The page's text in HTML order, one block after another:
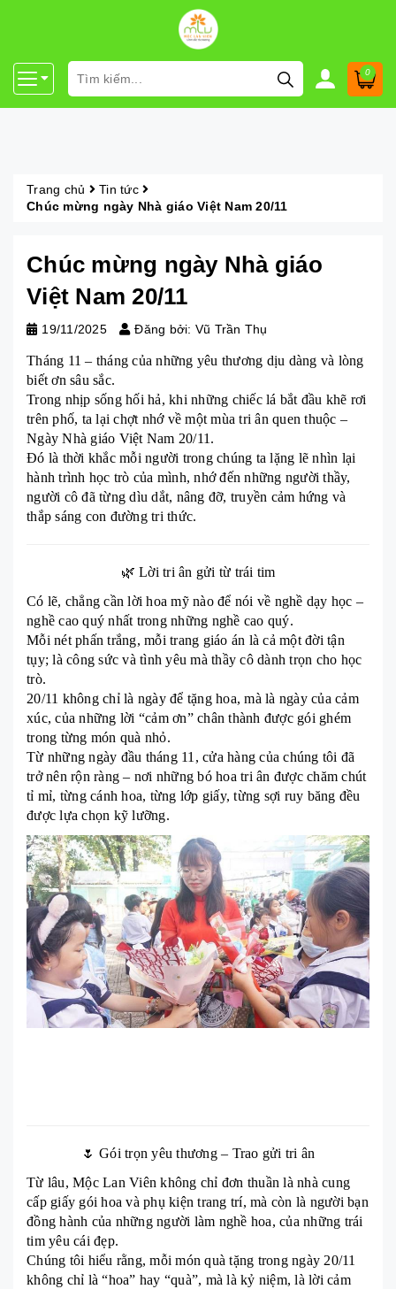
0
Trang chủ
Tin tức
Chúc mừng ngày Nhà giáo Việt Nam 20/11
Chúc mừng ngày Nhà giáo
Việt Nam 20/11
19/11/2025 Đăng bởi: Vũ Trần Thụ
Tháng 11 – tháng của những yêu thương dịu dàng và lòng
biết ơn sâu sắc.
Trong nhịp sống hối hả, khi những chiếc lá bắt đầu khẽ rơi
trên phố, ta lại chợt nhớ về một mùa tri ân quen thuộc –
Ngày Nhà giáo Việt Nam 20/11.
Đó là thời khắc mỗi người trong chúng ta lặng lẽ nhìn lại
hành trình học trò của mình, nhớ đến những người thầy,
người cô đã từng dìu dắt, nâng đỡ, truyền cảm hứng và
thắp sáng con đường tri thức.
🌿 Lời tri ân gửi từ trái tim
Có lẽ, chẳng cần lời hoa mỹ nào để nói về nghề dạy học –
nghề cao quý nhất trong những nghề cao quý.
Mỗi nét phấn trắng, mỗi trang giáo án là cả một đời tận
tụy; là công sức và tình yêu mà thầy cô dành trọn cho học
trò.
20/11 không chỉ là ngày để tặng hoa, mà là ngày của cảm
xúc, của những lời “cảm ơn” chân thành được gói ghém
trong từng món quà nhỏ.
Từ những ngày đầu tháng 11, cửa hàng của chúng tôi đã
trở nên rộn ràng – nơi những bó hoa tri ân được chăm chút
tỉ mỉ, từng cánh hoa, từng lớp giấy, từng sợi ruy băng đều
được lựa chọn kỹ lưỡng.
🌷 Gói trọn yêu thương – Trao gửi tri ân
Từ lâu, Mộc Lan Viên không chỉ đơn thuần là nhà cung
cấp giấy gói hoa và phụ kiện trang trí, mà còn là người bạn
đồng hành của những người làm nghề hoa, của những trái
tim yêu cái đẹp.
Chúng tôi hiểu rằng, mỗi món quà tặng trong ngày 20/11
không chỉ là “hoa” hay “quà”, mà là kỷ niệm, là lời cảm